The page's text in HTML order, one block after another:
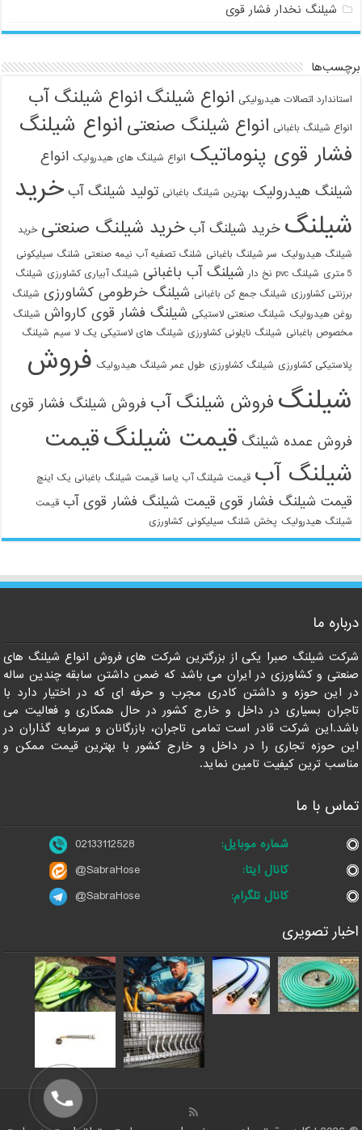
شیلنگ نخدار فشار قوی
برچسب‌ها
استاندارد اتصالات هیدرولیکی انواع شیلنگ انواع شیلنگ آب
انواع شیلنگ باغبانی انواع شیلنگ صنعتی انواع شیلنگ
فشار قوی پنوماتیک انواع شیلنگ های هیدرولیک انواع
شیلنگ هیدرولیک بهترین شیلنگ باغبانی تولید شیلنگ آب خرید
شیلنگ خرید شیلنگ آب خرید شیلنگ صنعتی خرید
شیلنگ هیدرولیک سر شیلنگ باغبانی شلنگ تصفیه آب نیمه صنعتی شلنگ سیلیکونی
5 متری
شیلنگ pvc نخ دار شیلنگ آب باغبانی شیلنگ آبیاری کشاورزی شیلنگ
برزنتی کشاورزی شیلنگ جمع کن باغبانی شیلنگ خرطومی کشاورزی شیلنگ
روغن هیدرولیک شیلنگ صنعتی لاستیکی شیلنگ فشار قوی کارواش شیلنگ
مخصوص باغبانی شیلنگ نایلونی کشاورزی شیلنگ های لاستیکی یک لا سیم شیلنگ
پلاستیکی کشاورزی شیلنگ کشاورزی طول عمر شیلنگ هیدرولیک فروش
شیلنگ فروش شیلنگ آب فروش شیلنگ فشار قوی
فروش عمده شیلنگ قیمت شیلنگقیمت
شیلنگ آب قیمت شیلنگ آب یاسا قیمت شیلنگ باغبانی یک اینچ
قیمت شیلنگ فشار قوی قیمت شیلنگ فشار قوی آب قیمت
شیلنگ هیدرولیک پخش شلنگ سیلیکونی کشاورزی
درباره ما
شرکت شیلنگ صبرا یکی از بزرگترین شرکت های فروش انواع شیلنگ های
صنعتی و کشاورزی در ایران می باشد که ضمن داشتن سابقه چندین ساله
در این حوزه و داشتن کادری مجرب و حرفه ای که در اختیار دارد با
تاجران بسیاری در داخل و خارج کشور در حال همکاری و فعالیت می
باشد.این شرکت قادر است تمامی تاجران، بازرگانان و سرمایه گذاران در
این حوزه تجاری را در داخل و خارج کشور با بهترین قیمت ممکن و
مناسب ترین کیفیت تامین نماید.
تماس با ما
شماره موبایل:
02133112528
کانال ایتا:
@SabraHose
کانال تلگرام:
@SabraHose
اخبار تصویری
021-33112528